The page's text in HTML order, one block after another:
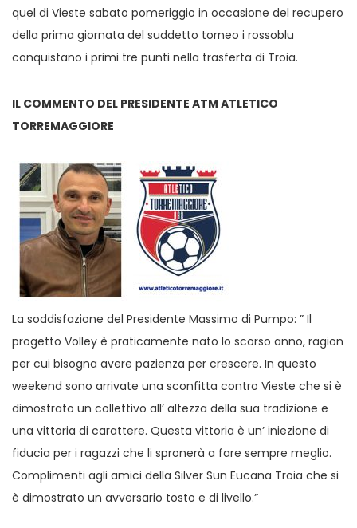
quel di Vieste sabato pomeriggio in occasione del recupero
della prima giornata del suddetto torneo i rossoblu
conquistano i primi tre punti nella trasferta di Troia.
IL COMMENTO DEL PRESIDENTE ATM ATLETICO
TORREMAGGIORE
La soddisfazione del Presidente Massimo di Pumpo: ” Il
progetto Volley è praticamente nato lo scorso anno, ragion
per cui bisogna avere pazienza per crescere. In questo
weekend sono arrivate una sconfitta contro Vieste che si è
dimostrato un collettivo all’ altezza della sua tradizione e
una vittoria di carattere. Questa vittoria è un’ iniezione di
fiducia per i ragazzi che li spronerà a fare sempre meglio.
Complimenti agli amici della Silver Sun Eucana Troia che si
è dimostrato un avversario tosto e di livello.”